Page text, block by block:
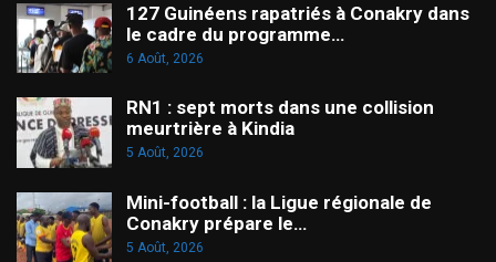
127 Guinéens rapatriés à Conakry dans
le cadre du programme…
6 Août, 2026
RN1 : sept morts dans une collision
meurtrière à Kindia
5 Août, 2026
Mini-football : la Ligue régionale de
Conakry prépare le…
5 Août, 2026